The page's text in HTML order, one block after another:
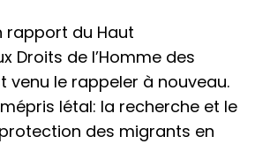
rapport du Haut
Droits de l’Homme des
venu le rappeler à nouveau.
létal: la recherche et le
des migrants en